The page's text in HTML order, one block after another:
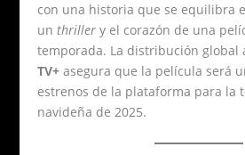
con una historia que se equilibra
unthriller y el corazón de una
temporada. La distribución global
TV+ asegura que la película será
estrenos de la plataforma para la
navideña de 2025.